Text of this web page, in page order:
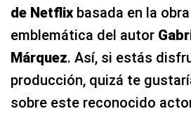
de Netflix basada en la
emblemática del autor
Márquez. Así, si estás
producción, quizá te
sobre este reconocido